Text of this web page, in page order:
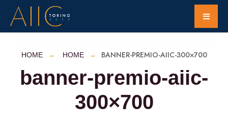
HOME HOME BANNER-PREMIO-AIIC-300×700
banner-premio-aiic-
300×700